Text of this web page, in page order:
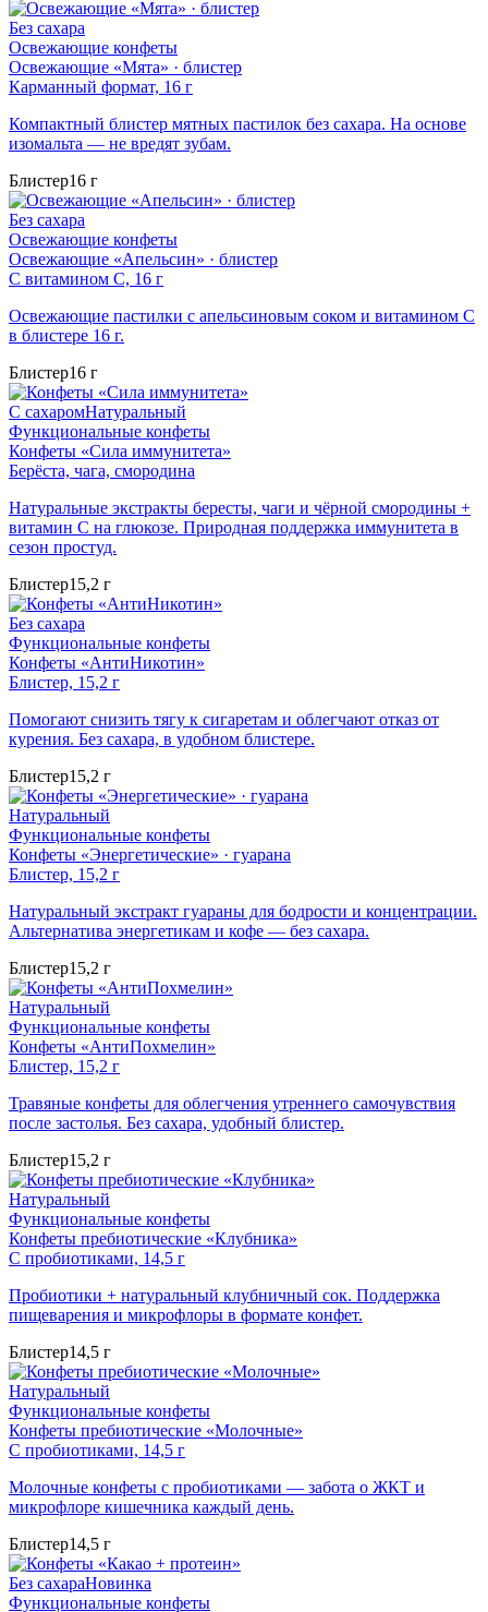
Без сахара
Освежающие конфеты
Освежающие «Мята» · блистер
Карманный формат, 16 г
Компактный блистер мятных пастилок без сахара. На основе
изомальта — не вредят зубам.
Блистер16 г
Без сахара
Освежающие конфеты
Освежающие «Апельсин» · блистер
С витамином C, 16 г
Освежающие пастилки с апельсиновым соком и витамином C
в блистере 16 г.
Блистер16 г
С сахаромНатуральный
Функциональные конфеты
Конфеты «Сила иммунитета»
Берёста, чага, смородина
Натуральные экстракты бересты, чаги и чёрной смородины +
витамин C на глюкозе. Природная поддержка иммунитета в
сезон простуд.
Блистер15,2 г
Без сахара
Функциональные конфеты
Конфеты «АнтиНикотин»
Блистер, 15,2 г
Помогают снизить тягу к сигаретам и облегчают отказ от
курения. Без сахара, в удобном блистере.
Блистер15,2 г
Натуральный
Функциональные конфеты
Конфеты «Энергетические» · гуарана
Блистер, 15,2 г
Натуральный экстракт гуараны для бодрости и концентрации.
Альтернатива энергетикам и кофе — без сахара.
Блистер15,2 г
Натуральный
Функциональные конфеты
Конфеты «АнтиПохмелин»
Блистер, 15,2 г
Травяные конфеты для облегчения утреннего самочувствия
после застолья. Без сахара, удобный блистер.
Блистер15,2 г
Натуральный
Функциональные конфеты
Конфеты пребиотические «Клубника»
С пробиотиками, 14,5 г
Пробиотики + натуральный клубничный сок. Поддержка
пищеварения и микрофлоры в формате конфет.
Блистер14,5 г
Натуральный
Функциональные конфеты
Конфеты пребиотические «Молочные»
С пробиотиками, 14,5 г
Молочные конфеты с пробиотиками — забота о ЖКТ и
микрофлоре кишечника каждый день.
Блистер14,5 г
Без сахараНовинка
Функциональные конфеты